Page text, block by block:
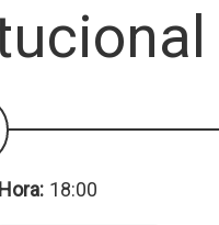
Hora: 18:00